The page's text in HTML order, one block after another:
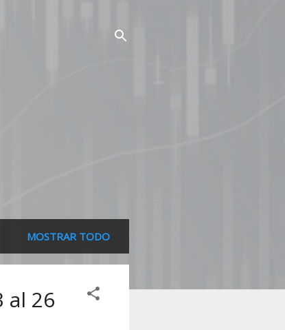
MOSTRAR TODO
al 26